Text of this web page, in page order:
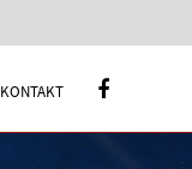
KONTAKT